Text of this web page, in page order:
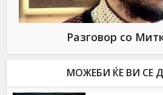
Разговор со
МОЖЕБИ ЌЕ ВИ СЕ